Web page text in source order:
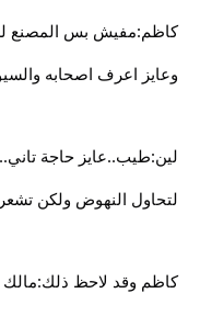
كاظم:مفيش بس المصنع
وعايز اعرف اصحابه
لين:طيب..عايز حاجة تاني..
لتحاول النهوض ولكن تشعر
كاظم وقد لاحظ ذلك:مالك